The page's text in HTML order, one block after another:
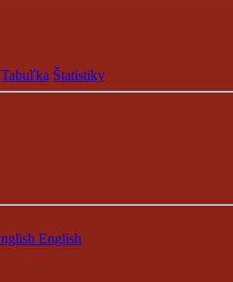
Tabuľka Štatistiky
English